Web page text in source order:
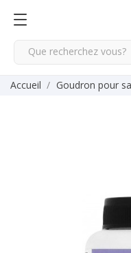
Accueil Goudron pour